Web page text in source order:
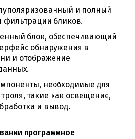
и полный
фильтрации бликов.
блок, обеспечивающий
обнаружения в
и отображение
необходимые для
такие как освещение,
и вывод.
программное